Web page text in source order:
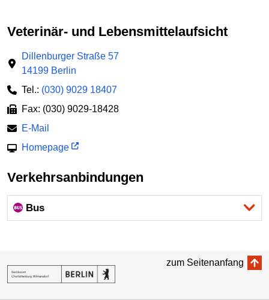
Veterinär- und Lebensmittelaufsicht
Dillenburger Straße 57
14199 Berlin
Tel.: (030) 9029 18407
Fax: (030) 9029-18428
E-Mail
Homepage
Verkehrsanbindungen
Bus
zum Seitenanfang